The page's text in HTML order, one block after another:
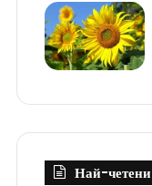
Най-четени